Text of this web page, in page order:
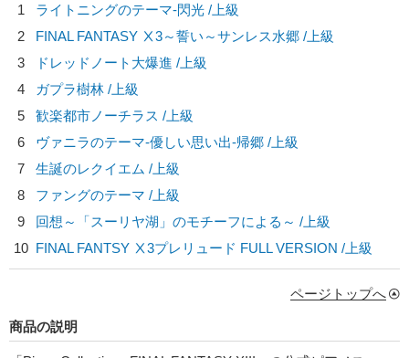
1
ライトニングのテーマ-閃光 /上級
2
FINAL FANTASY Ⅹ3～誓い～サンレス水郷 /上級
3
ドレッドノート大爆進 /上級
4
ガプラ樹林 /上級
5
歓楽都市ノーチラス /上級
6
ヴァニラのテーマ-優しい思い出-帰郷 /上級
7
生誕のレクイエム /上級
8
ファングのテーマ /上級
9
回想～「スーリヤ湖」のモチーフによる～ /上級
10 FINAL FANTSY Ⅹ3プレリュード FULL VERSION /上級
ページトップへ
商品の説明